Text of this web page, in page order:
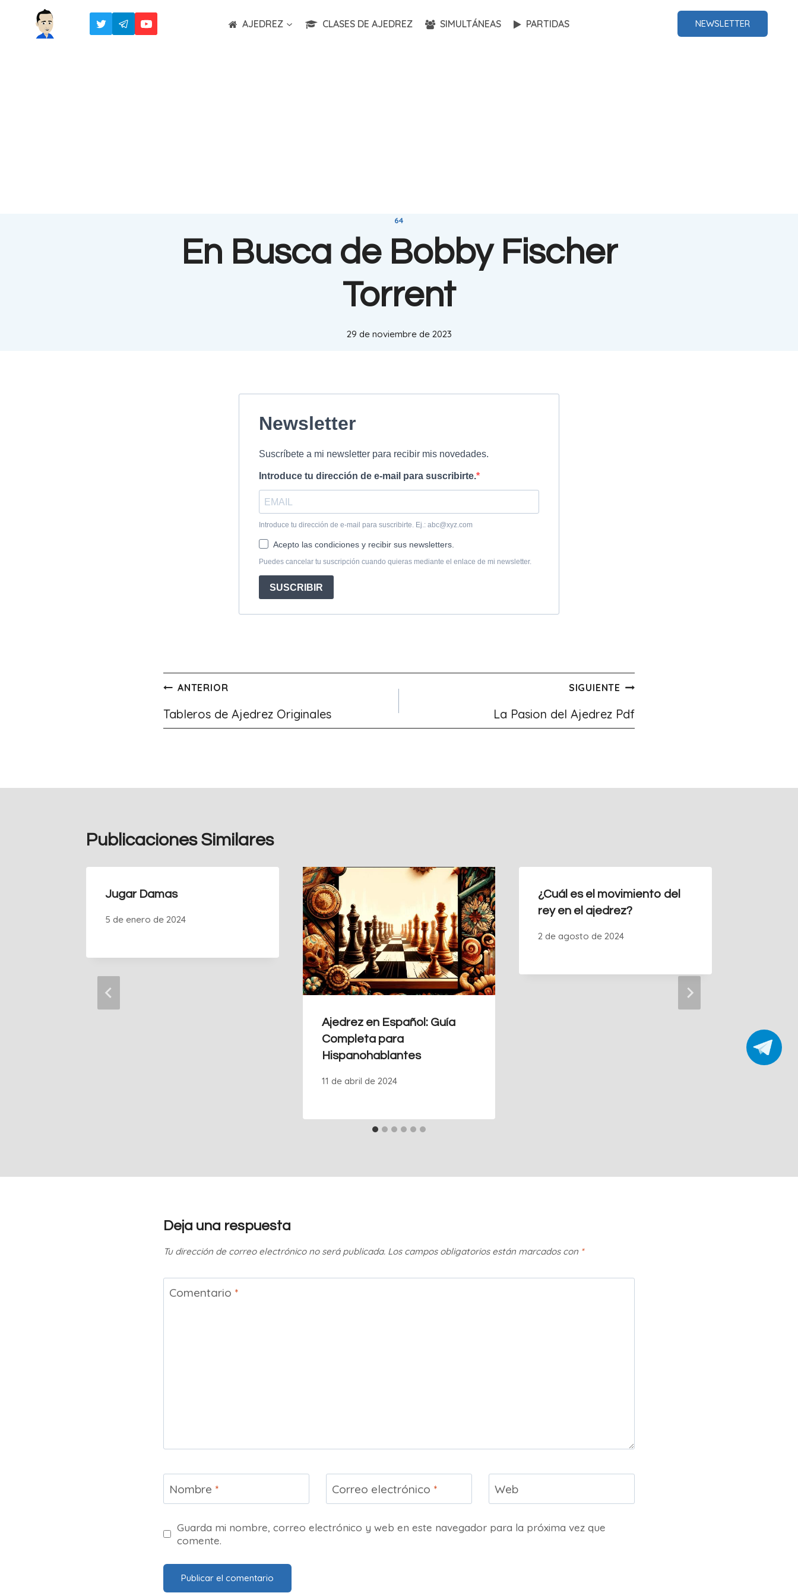
AJEDREZ CLASES DE AJEDREZ SIMULTÁNEAS PARTIDAS NEWSLETTER
64
En Busca de Bobby Fischer
Torrent
29 de noviembre de 2023
Navegación
de
ANTERIOR
Tableros de Ajedrez Originales
SIGUIENTE
La Pasion del Ajedrez Pdf
Publicaciones Similares
Jugar Damas
5 de enero de 2024
Ajedrez en Español: Guía
Completa para
Hispanohablantes
11 de abril de 2024
¿Cuál es el movimiento del
rey en el ajedrez?
2 de agosto de 2024
Deja una respuesta
Tu dirección de correo electrónico no será publicada. Los campos obligatorios están marcados con *
Comentario *
Nombre * Correo electrónico * Web
Guarda mi nombre, correo electrónico y web en este navegador para la próxima vez que
comente.